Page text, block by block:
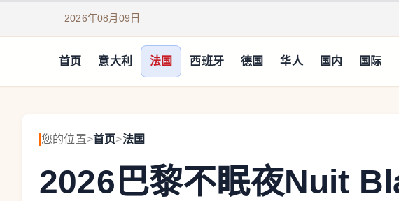
2026年08月09日
首页 意大利 法国 西班牙 德国 华人 国内 国际
您的位置>首页>法国
2026巴黎不眠夜Nuit